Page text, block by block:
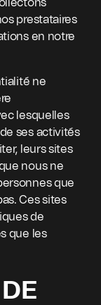
prestataires
en notre
ne
lesquelles
ses activités
leurs sites
nous ne
que
Ces sites
de
que les